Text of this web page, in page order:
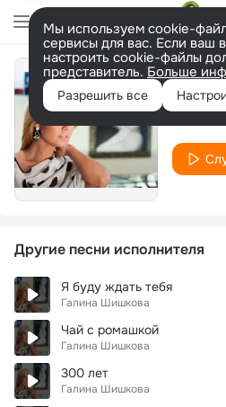
Мы используем cookie-
сервисы для вас. Если ваш
настроить cookie-файлы
представитель. Больше
Разрешить все
Другие песни исполнителя
Я буду ждать тебя
Галина Шишкова
Чай с ромашкой
Галина Шишкова
300 лет
Галина Шишкова